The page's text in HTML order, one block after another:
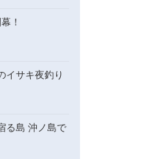
！
イサキ夜釣り
る島 沖ノ島で